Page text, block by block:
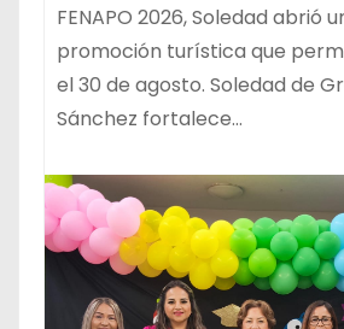
FENAPO 2026, Soledad abrió
promoción turística que
el 30 de agosto. Soledad de
Sánchez fortalece…